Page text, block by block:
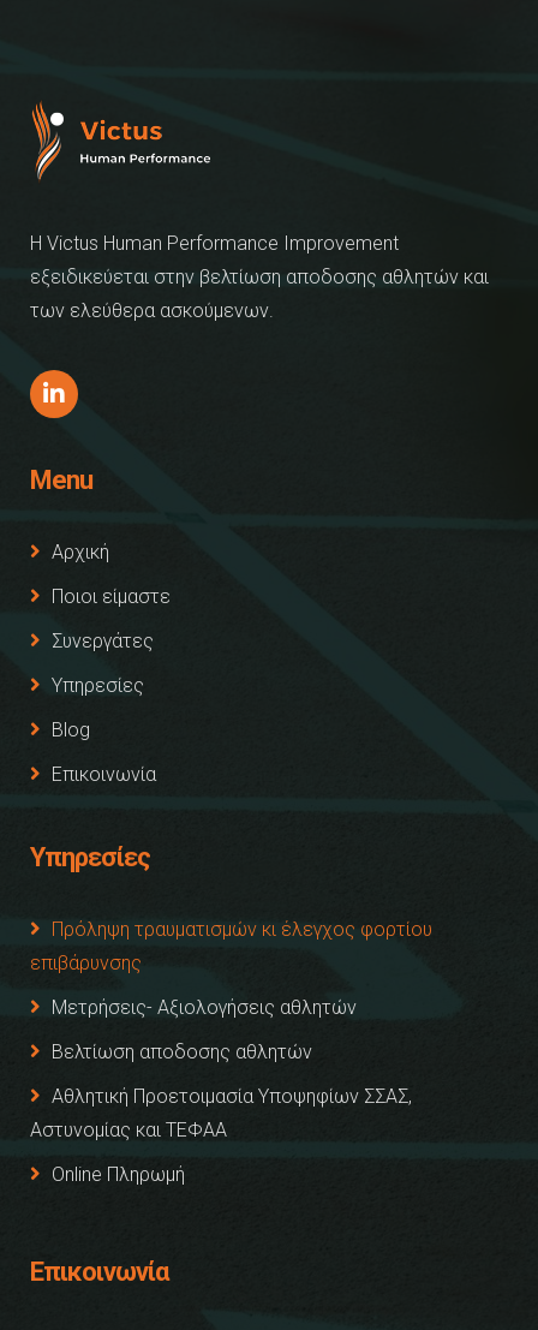
Η Victus Human Performance Improvement
εξειδικεύεται στην βελτίωση αποδοσης αθλητών και
των ελεύθερα ασκούμενων.
Menu
Αρχική
Ποιοι είμαστε
Συνεργάτες
Υπηρεσίες
Blog
Επικοινωνία
Υπηρεσίες
Πρόληψη τραυματισμών κι έλεγχος φορτίου
επιβάρυνσης
Μετρήσεις- Αξιολογήσεις αθλητών
Βελτίωση αποδοσης αθλητών
Αθλητική Προετοιμασία Υποψηφίων ΣΣΑΣ,
Αστυνομίας και ΤΕΦΑΑ
Online Πληρωμή
Επικοινωνία